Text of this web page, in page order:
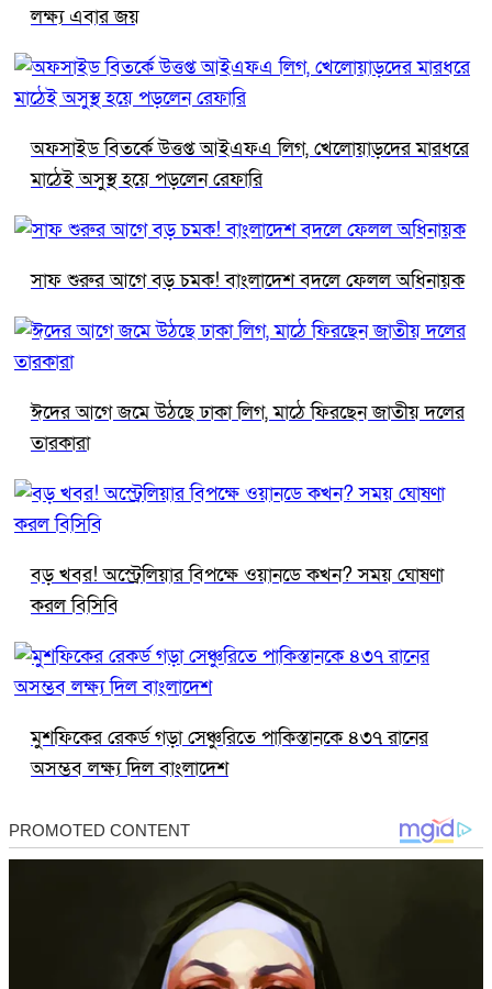
লক্ষ্য এবার জয়
অফসাইড বিতর্কে উত্তপ্ত আইএফএ লিগ, খেলোয়াড়দের মারধরে
মাঠেই অসুস্থ হয়ে পড়লেন রেফারি
সাফ শুরুর আগে বড় চমক! বাংলাদেশ বদলে ফেলল অধিনায়ক
ঈদের আগে জমে উঠছে ঢাকা লিগ, মাঠে ফিরছেন জাতীয় দলের
তারকারা
বড় খবর! অস্ট্রেলিয়ার বিপক্ষে ওয়ানডে কখন? সময় ঘোষণা
করল বিসিবি
মুশফিকের রেকর্ড গড়া সেঞ্চুরিতে পাকিস্তানকে ৪৩৭ রানের
অসম্ভব লক্ষ্য দিল বাংলাদেশ